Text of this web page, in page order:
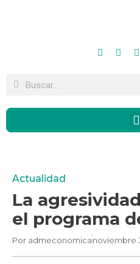
Actualidad
La
el programa
Por admeconomicanoviembre